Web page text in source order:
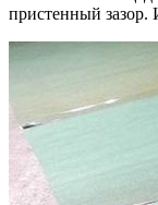
пристенный зазор.